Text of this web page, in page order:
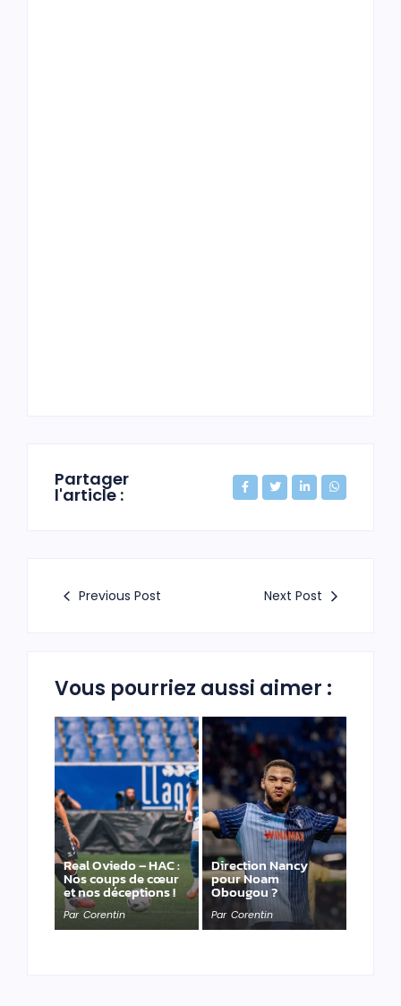
Partager
l'article :
Previous Post Next Post
Vous pourriez aussi aimer :
Real Oviedo – HAC :
Nos coups de cœur
et nos déceptions !
Par Corentin
Direction Nancy
pour Noam
Obougou ?
Par Corentin